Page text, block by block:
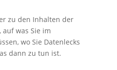
zu den Inhalten der
auf was Sie im
wo Sie Datenlecks
dann zu tun ist.